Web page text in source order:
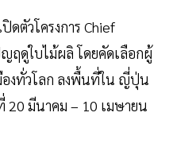
ดตัวโครงการ Chief
ฤดูใบไม้ผลิ โดยคัดเลือกผู้
องทั่วโลก ลงพื้นที่ใน ญี่ปุ่น
20 มีนาคม – 10 เมษายน